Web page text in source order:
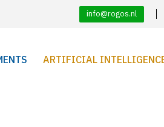
info@rogos.nl
ARTIFICIAL